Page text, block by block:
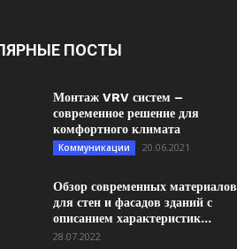
ПОСТЫ
Монтаж VRV систем –
современное решение для
комфортного климата
Коммуникации 20.06.2021
Обзор современных материалов
для стен и фасадов зданий с
описанием характеристик...
28.07.2022